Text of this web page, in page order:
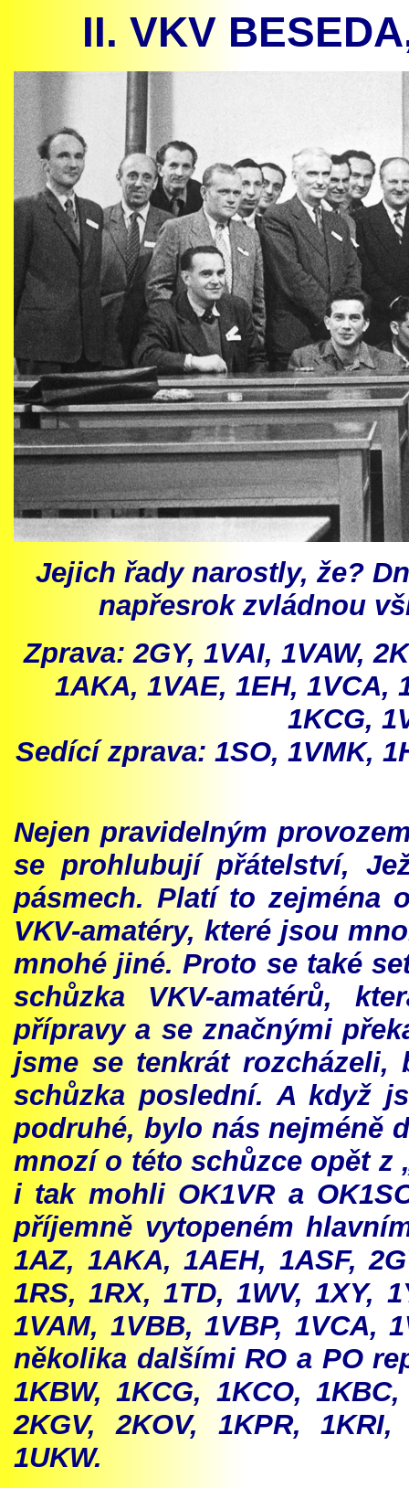
II. VKV
Jejich řady narostly, že?
napřesrok zvládnou
Zprava: 2GY, 1VAI, 1VAW,
1AKA, 1VAE, 1EH, 1VCA,
1KCG,
Sedící zprava: 1SO, 1VMK,
Nejen pravidelným
se prohlubují přátelství,
pásmech. Platí to zejména
VKV-amatéry, které jsou
mnohé jiné. Proto se také
schůzka VKV-amatérů,
přípravy a se značnými
jsme se tenkrát
schůzka poslední. A když
podruhé, bylo nás nejméně
mnozí o této schůzce opět z
i tak mohli OK1VR a
příjemně vytopeném
1AZ, 1AKA, 1AEH, 1ASF,
1RS, 1RX, 1TD, 1WV, 1XY,
1VAM, 1VBB, 1VBP, 1VCA,
několika dalšími RO a PO
1KBW, 1KCG, 1KCO,
2KGV, 2KOV, 1KPR,
1UKW.